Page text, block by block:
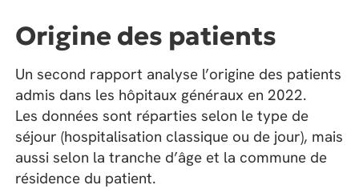
Origine des patients
Un second rapport analyse l’origine des patients
admis dans les hôpitaux généraux en 2022.
Les données sont réparties selon le type de
séjour (hospitalisation classique ou de jour), mais
aussi selon la tranche d’âge et la commune de
résidence du patient.